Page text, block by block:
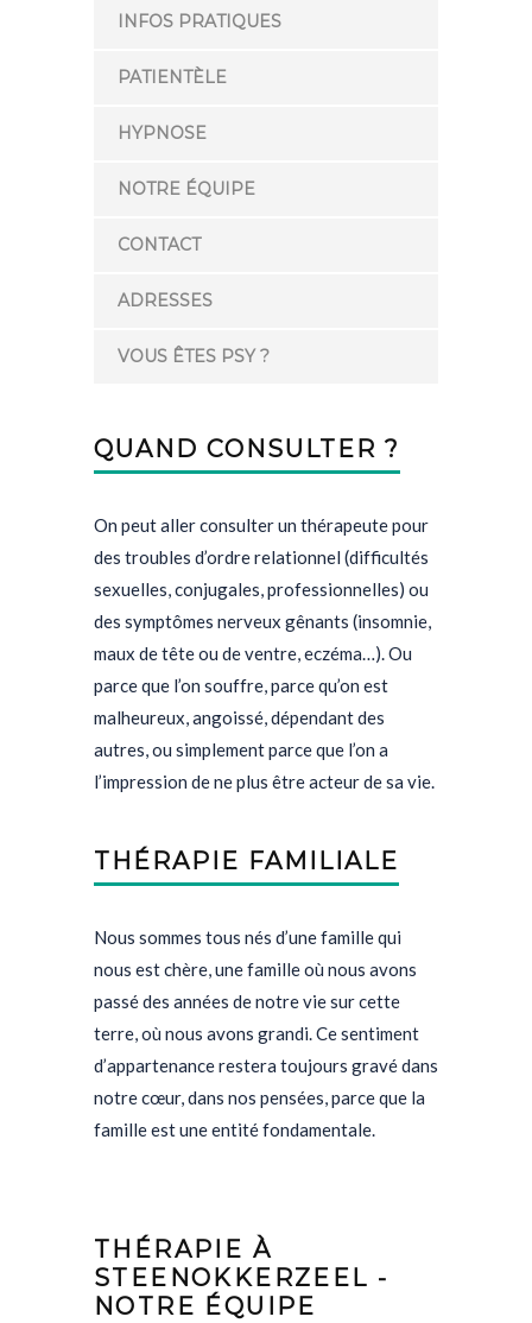
INFOS PRATIQUES
PATIENTÈLE
HYPNOSE
NOTRE ÉQUIPE
CONTACT
ADRESSES
VOUS ÊTES PSY ?
QUAND CONSULTER ?
On peut aller consulter un thérapeute pour
des troubles d’ordre relationnel (difficultés
sexuelles, conjugales, professionnelles) ou
des symptômes nerveux gênants (insomnie,
maux de tête ou de ventre, eczéma…). Ou
parce que l’on souffre, parce qu’on est
malheureux, angoissé, dépendant des
autres, ou simplement parce que l’on a
l’impression de ne plus être acteur de sa vie.
THÉRAPIE FAMILIALE
Nous sommes tous nés d’une famille qui
nous est chère, une famille où nous avons
passé des années de notre vie sur cette
terre, où nous avons grandi. Ce sentiment
d’appartenance restera toujours gravé dans
notre cœur, dans nos pensées, parce que la
famille est une entité fondamentale.
THÉRAPIE À
STEENOKKERZEEL -
NOTRE ÉQUIPE